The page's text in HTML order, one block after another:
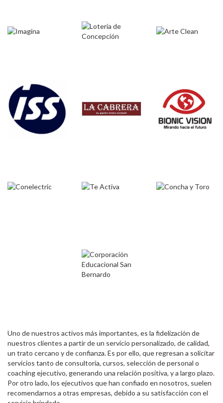
Uno de nuestros activos más importantes, es la fidelización de
nuestros clientes a partir de un servicio personalizado, de calidad,
un trato cercano y de confianza. Es por ello, que regresan a solicitar
servicios tanto de consultoría, cursos, selección de personal o
coaching ejecutivo, generando una relación positiva, y a largo plazo.
Por otro lado, los ejecutivos que han confiado en nosotros, suelen
recomendarnos a otras empresas, debido a su satisfacción con el